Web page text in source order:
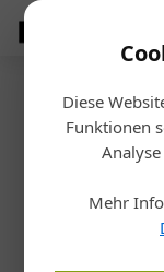
Diese
Funktionen
Mehr